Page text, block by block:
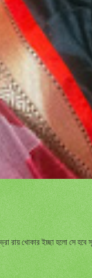
রায় খোকার ইচ্ছা হলো সে